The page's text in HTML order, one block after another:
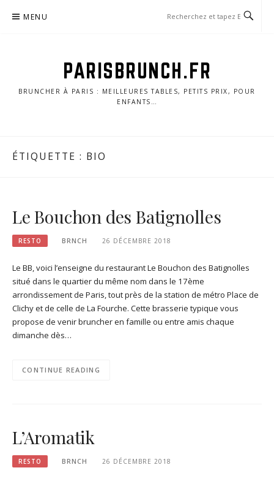
MENU
PARISBRUNCH.FR
BRUNCHER À PARIS : MEILLEURES TABLES, PETITS PRIX, POUR
ENFANTS…
ÉTIQUETTE : BIO
Le Bouchon des Batignolles
RESTO BRNCH 26 DÉCEMBRE 2018
Le BB, voici l’enseigne du restaurant Le Bouchon des Batignolles
situé dans le quartier du même nom dans le 17ème
arrondissement de Paris, tout près de la station de métro Place de
Clichy et de celle de La Fourche. Cette brasserie typique vous
propose de venir bruncher en famille ou entre amis chaque
dimanche dès…
CONTINUE READING
L’Aromatik
RESTO BRNCH 26 DÉCEMBRE 2018